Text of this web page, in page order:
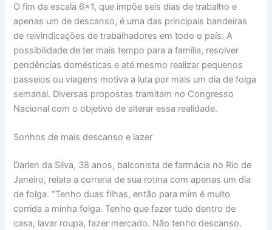
O fim da escala 6×1, que impõe seis dias de trabalho e
apenas um de descanso, é uma das principais bandeiras
de reivindicações de trabalhadores em todo o país. A
possibilidade de ter mais tempo para a família, resolver
pendências domésticas e até mesmo realizar pequenos
passeios ou viagens motiva a luta por mais um dia de folga
semanal. Diversas propostas tramitam no Congresso
Nacional com o objetivo de alterar essa realidade.
Sonhos de mais descanso e lazer
Darlen da Silva, 38 anos, balconista de farmácia no Rio de
Janeiro, relata a correria de sua rotina com apenas um dia
de folga. “Tenho duas filhas, então para mim é muito
corrida a minha folga. Tenho que fazer tudo dentro de
casa, lavar roupa, fazer mercado. Não tenho descanso.